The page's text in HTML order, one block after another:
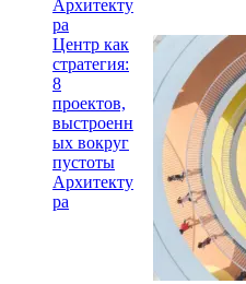
Архитекту
ра
Центр как
стратегия:
8
проектов,
выстроенн
ых вокруг
пустоты
Архитекту
ра